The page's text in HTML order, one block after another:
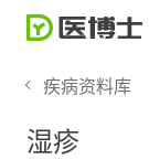
疾病资料库
湿疹